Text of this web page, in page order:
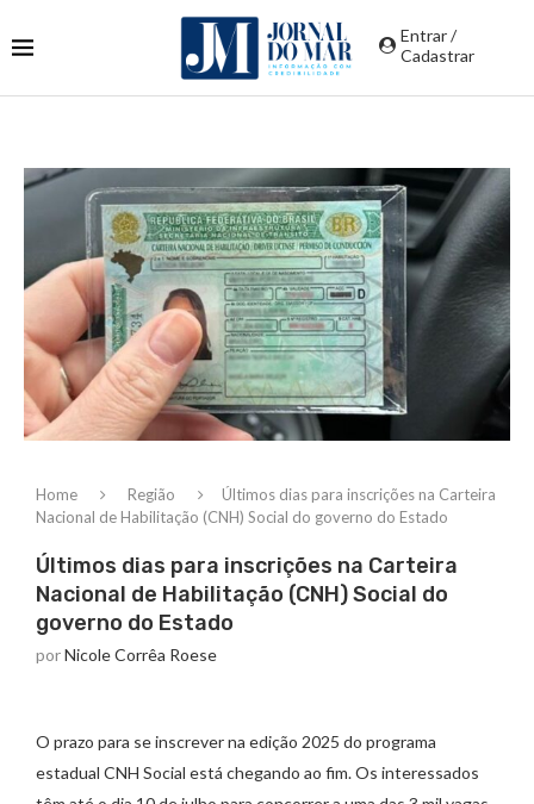
Entrar /
Cadastrar
Home Região
Últimos dias para inscrições na Carteira
Nacional de Habilitação (CNH) Social do governo do Estado
Últimos dias para inscrições na Carteira
Nacional de Habilitação (CNH) Social do
governo do Estado
porNicole Corrêa Roese
O prazo para se inscrever na edição 2025 do programa
estadual CNH Social está chegando ao fim. Os interessados